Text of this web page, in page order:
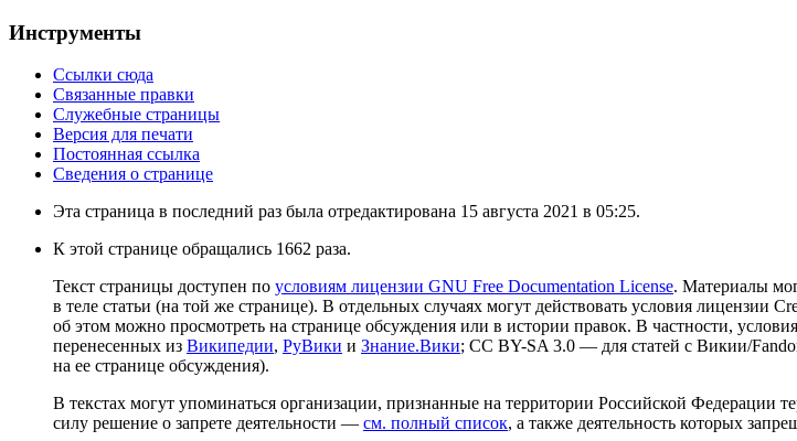
Инструменты
Ссылки сюда
Связанные правки
Служебные страницы
Версия для печати
Постоянная ссылка
Сведения о странице
Эта страница в последний раз была отредактирована 15 августа 2021 в 05:25.
К этой странице обращались 1662 раза.
Текст страницы доступен по условиям лицензии GNU Free Documentation License. Материалы
в теле статьи (на той же странице). В отдельных случаях могут действовать условия лицензии
об этом можно просмотреть на странице обсуждения или в истории правок. В частности,
перенесенных из Википедии, РуВики и Знание.Вики; CC BY-SA 3.0 — для статей с Викии/
на ее странице обсуждения).
В текстах могут упоминаться организации, признанные на территории Российской
силу решение о запрете деятельности — см. полный список, а также деятельность которых